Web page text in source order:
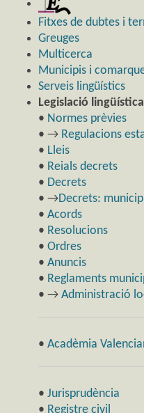
Fitxes de dubtes i
Greuges
Multicerca
Municipis i
Serveis lingüístics
Legislació lingüística
• Normes prèvies
• → Regulacions
• Lleis
• Reials decrets
• Decrets
• →Decrets:
• Acords
• Resolucions
• Ordres
• Anuncis
• Reglaments
• → Administració
• Acadèmia
• Jurisprudència
• Registre civil